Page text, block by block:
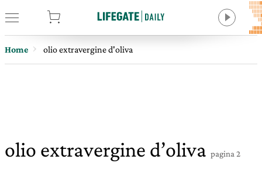
Home olio extravergine d'oliva
olio extravergine d’oliva pagina 2